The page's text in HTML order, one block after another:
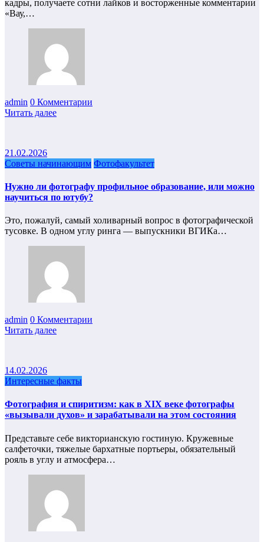
кадры, получаете сотни лайков и восторженные комментарии
«Вау,…
admin 0 Комментарии
Читать далее
21.02.2026
Советы начинающим Фотофакультет
Нужно ли фотографу профильное образование, или можно
научиться по ютубу?
Это, пожалуй, самый холиварный вопрос в фотографической
тусовке. В одном углу ринга — выпускники ВГИКа…
admin 0 Комментарии
Читать далее
14.02.2026
Интересные факты
Фотография и спиритизм: как в XIX веке фотографы
«вызывали духов» и зарабатывали на этом состояния
Представьте себе викторианскую гостиную. Кружевные
салфеточки, тяжелые бархатные портьеры, обязательный
рояль в углу и атмосфера…